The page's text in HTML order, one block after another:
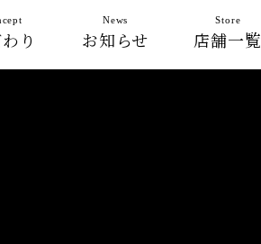
り お知らせ
News
店舗一覧
Store